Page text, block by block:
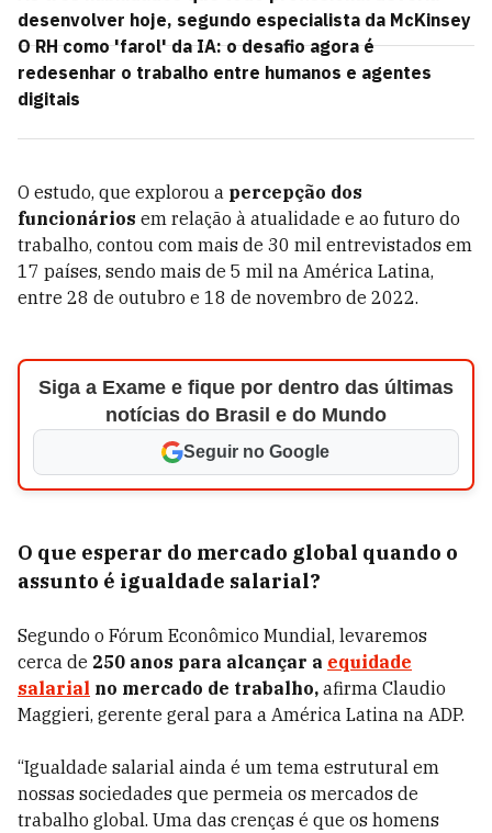
desenvolver hoje, segundo especialista da McKinsey
O RH como 'farol' da IA: o desafio agora é
redesenhar o trabalho entre humanos e agentes
digitais
O estudo, que explorou a percepção dos
funcionários em relação à atualidade e ao futuro do
trabalho, contou com mais de 30 mil entrevistados em
17 países, sendo mais de 5 mil na América Latina,
entre 28 de outubro e 18 de novembro de 2022.
Siga a Exame e fique por dentro das últimas
notícias do Brasil e do Mundo
Seguir no Google
O que esperar do mercado global quando o
assunto é igualdade salarial?
Segundo o Fórum Econômico Mundial, levaremos
cerca de 250 anos para alcançar a equidade
salarial no mercado de trabalho, afirma Claudio
Maggieri, gerente geral para a América Latina na ADP.
“Igualdade salarial ainda é um tema estrutural em
nossas sociedades que permeia os mercados de
trabalho global. Uma das crenças é que os homens